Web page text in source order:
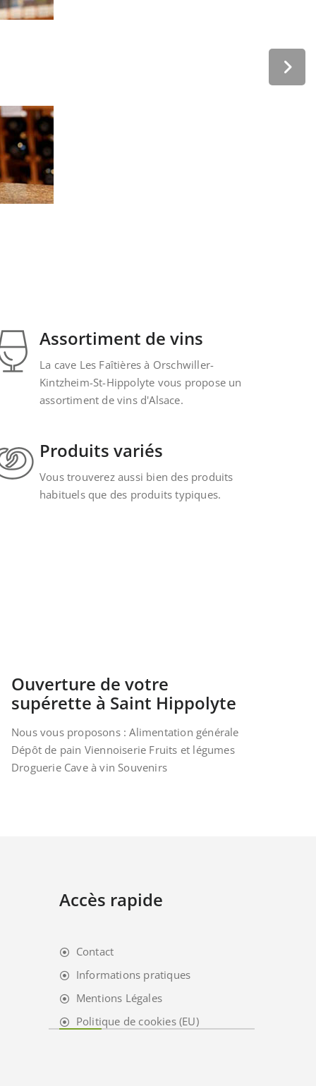
Assortiment de vins
La cave Les Faîtières à Orschwiller-
Kintzheim-St-Hippolyte vous propose un
assortiment de vins d'Alsace.
Produits variés
Vous trouverez aussi bien des produits
habituels que des produits typiques.
Ouverture de votre
supérette à Saint Hippolyte
Nous vous proposons : Alimentation générale
Dépôt de pain Viennoiserie Fruits et légumes
Droguerie Cave à vin Souvenirs
Accès rapide
Contact
Informations pratiques
Mentions Légales
Politique de cookies (EU)